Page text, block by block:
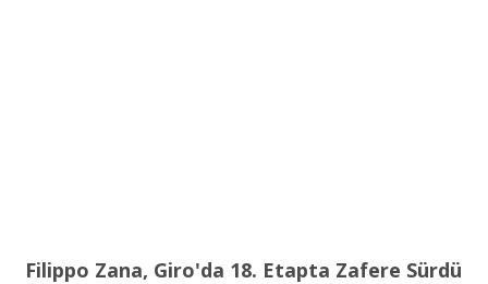
Filippo Zana, Giro'da 18. Etapta Zafere Sürdü